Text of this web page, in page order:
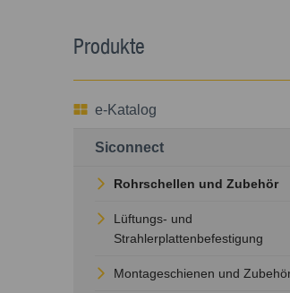
Produkte
e-Katalog
Siconnect
Rohrschellen und Zubehör
Lüftungs- und
Strahlerplattenbefestigung
Montageschienen und